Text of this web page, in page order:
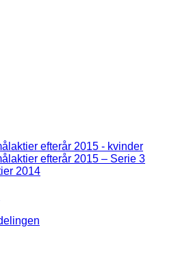
efterår 2015 - kvinder
efterår 2015 – Serie 3
2014